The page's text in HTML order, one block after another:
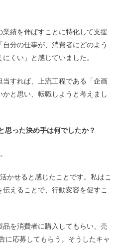
績を伸ばすことに特化して支援
分の仕事が、消費者にどのよう
くい」と感じていました。
すれば、上流工程である「企画
と思い、転職しようと考えまし
った決め手は何でしたか？
かせると感じたことです。私はこ
えることで、行動変容を促すこ
を消費者に購入してもらい、売
に応募してもらう。そうしたキャ